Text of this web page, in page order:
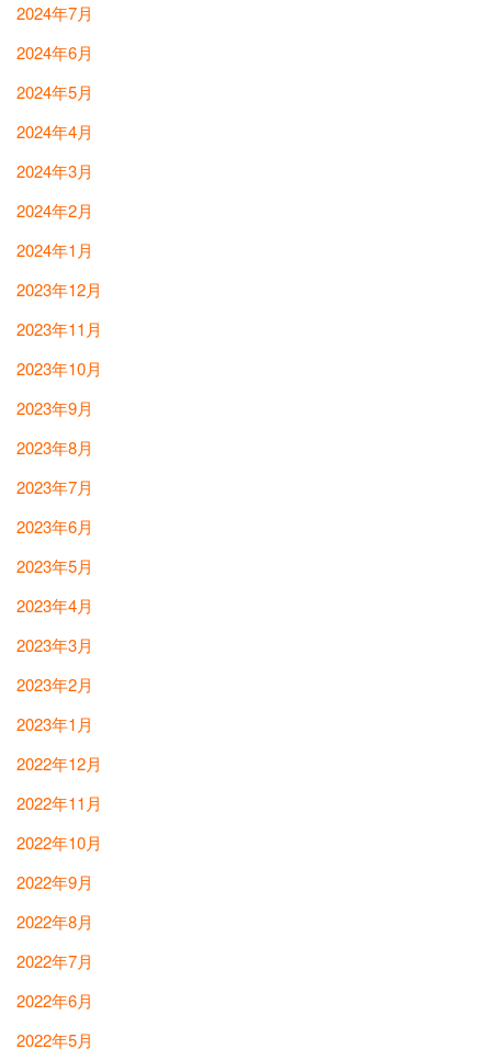
2024年7月
2024年6月
2024年5月
2024年4月
2024年3月
2024年2月
2024年1月
2023年12月
2023年11月
2023年10月
2023年9月
2023年8月
2023年7月
2023年6月
2023年5月
2023年4月
2023年3月
2023年2月
2023年1月
2022年12月
2022年11月
2022年10月
2022年9月
2022年8月
2022年7月
2022年6月
2022年5月